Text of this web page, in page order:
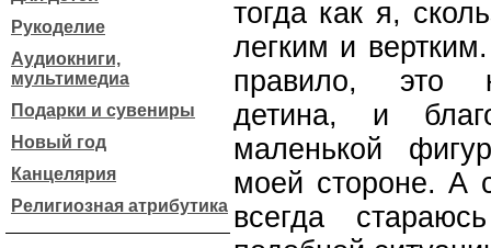
Рукоделие
Аудиокниги,
мультимедиа
Подарки и сувениры
Новый год
Канцелярия
Религиозная атрибутика
тогда как я,
легким и
правило, это
детина, и
маленькой
моей стороне. А
всегда